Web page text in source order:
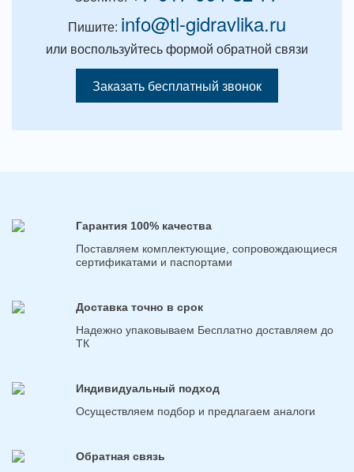
Пишите: info@tl-gidravlika.ru
или воспользуйтесь формой обратной связи
Заказать бесплатный звонок
Гарантия 100% качества
Поставляем комплектующие, сопровождающиеся
сертификатами и паспортами
Доставка точно в срок
Надежно упаковываем Бесплатно доставляем до
ТК
Индивидуальный подход
Осуществляем подбор и предлагаем аналоги
Обратная связь